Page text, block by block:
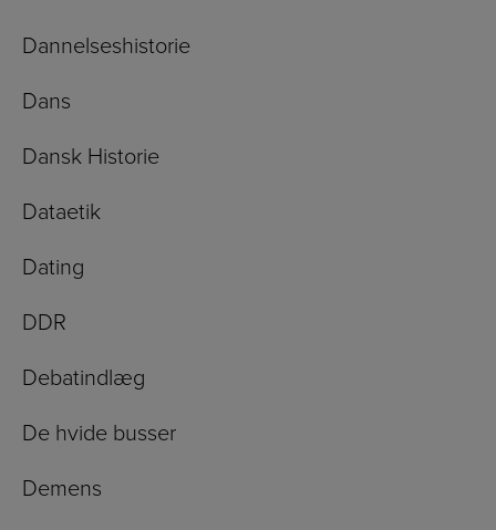
Dannelseshistorie
Dans
Dansk Historie
Dataetik
Dating
DDR
Debatindlæg
De hvide busser
Demens